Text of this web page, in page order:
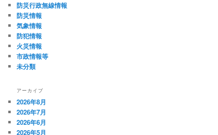
防災行政無線情報
防災情報
気象情報
防犯情報
火災情報
市政情報等
未分類
アーカイブ
2026年8月
2026年7月
2026年6月
2026年5月